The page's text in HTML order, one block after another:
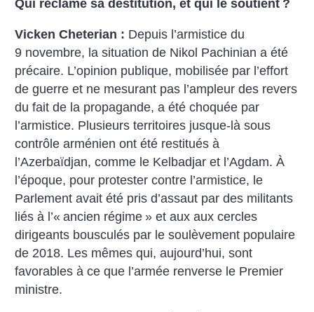
Qui réclame sa destitution, et qui le soutient ?
Vicken Cheterian : Depuis l’armistice du
9 novembre, la situation de Nikol Pachinian a été
précaire. L’opinion publique, mobilisée par l’effort
de guerre et ne mesurant pas l’ampleur des revers
du fait de la propagande, a été choquée par
l’armistice. Plusieurs territoires jusque-là sous
contrôle arménien ont été restitués à
l’Azerbaïdjan, comme le Kelbadjar et l’Agdam. À
l’époque, pour protester contre l’armistice, le
Parlement avait été pris d’assaut par des militants
liés à l’« ancien régime » et aux aux cercles
dirigeants bousculés par le soulèvement populaire
de 2018. Les mêmes qui, aujourd’hui, sont
favorables à ce que l’armée renverse le Premier
ministre.